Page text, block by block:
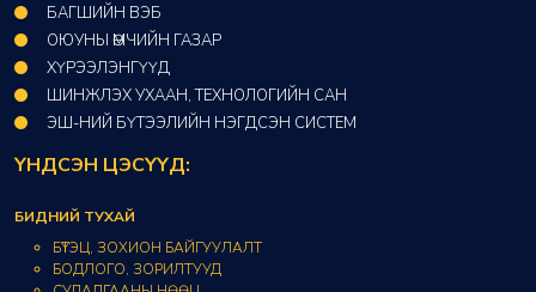
БАГШИЙН ВЭБ
ОЮУНЫ ӨМЧИЙН ГАЗАР​
ХҮРЭЭЛЭНГҮҮД​
ШИНЖЛЭХ УХААН, ТЕХНОЛОГИЙН САН​
ЭШ-НИЙ БҮТЭЭЛИЙН НЭГДСЭН СИСТЕМ
ҮНДСЭН ЦЭСҮҮД:
БИДНИЙ ТУХАЙ
БҮТЭЦ, ЗОХИОН БАЙГУУЛАЛТ
БОДЛОГО, ЗОРИЛТУУД